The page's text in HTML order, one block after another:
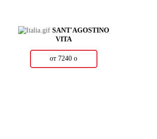
SANT'AGOSTINO
VITA
от 7240о